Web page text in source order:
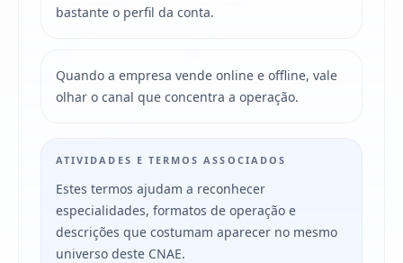
bastante o perfil da conta.
Quando a empresa vende online e offline, vale
olhar o canal que concentra a operação.
ATIVIDADES E TERMOS ASSOCIADOS
Estes termos ajudam a reconhecer
especialidades, formatos de operação e
descrições que costumam aparecer no mesmo
universo deste CNAE.